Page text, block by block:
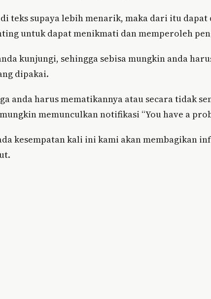
teks supaya lebih menarik, maka dari itu
untuk dapat menikmati dan memperoleh
kunjungi, sehingga sebisa mungkin anda
dipakai.
anda harus mematikannya atau secara tidak
memunculkan notifikasi “You have a
kesempatan kali ini kami akan membagikan